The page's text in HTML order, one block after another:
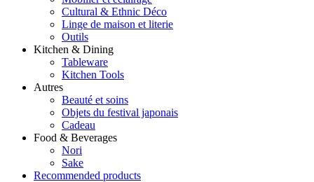
Cultural & Ethnic Déco
Linge de maison et literie
Outils
Kitchen & Dining
Tableware
Kitchen Tools
Autres
Beauté et soins
Objets du festival japonais
Cadeau
Food & Beverages
Nori
Sake
Recommended products